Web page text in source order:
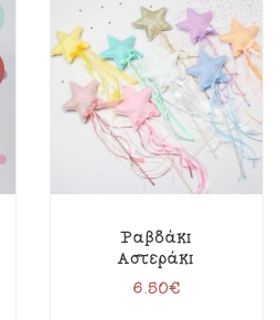
Ραβδάκι
Αστεράκι
6.50€